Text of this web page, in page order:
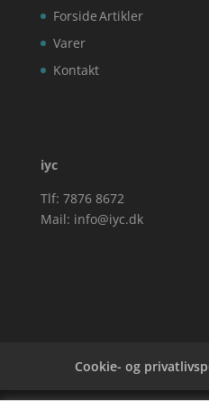
Forside
Varer
Kontakt
Artikler
iyc
Tlf: 7876 8672
Mail: info@iyc.dk
Cookie- og